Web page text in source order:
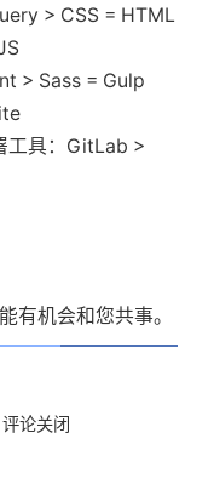
> CSS = HTML
> Sass = Gulp
工具：GitLab >
有机会和您共事。
论关闭